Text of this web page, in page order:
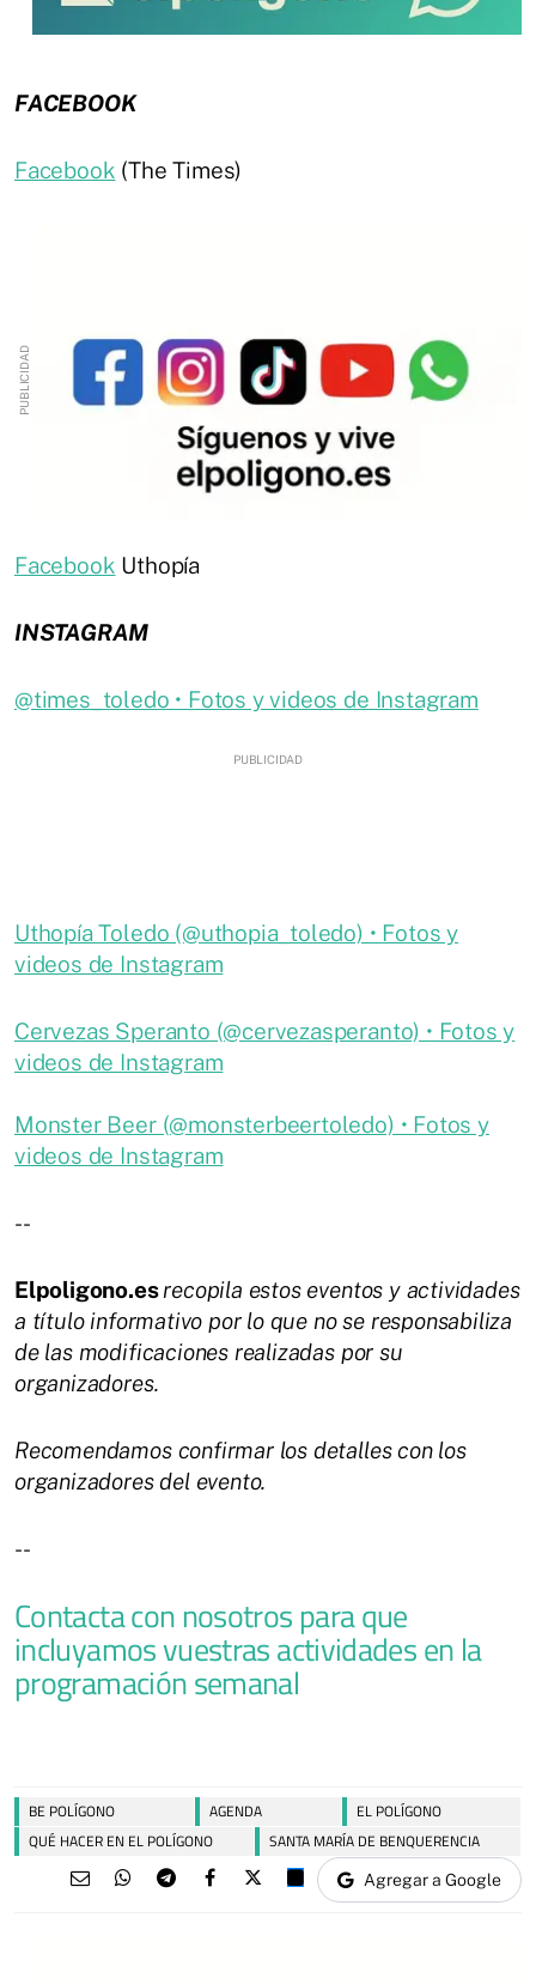
FACEBOOK
Facebook (The Times)
Facebook Uthopía
INSTAGRAM
@times_toledo • Fotos y videos de Instagram
Uthopía Toledo (@uthopia_toledo) • Fotos y
videos de Instagram
Cervezas Speranto (@cervezasperanto) • Fotos y
videos de Instagram
Monster Beer (@monsterbeertoledo) • Fotos y
videos de Instagram
--
Elpoligono.esrecopila estos eventos y actividades
a título informativo por lo que no se responsabiliza
de las modificaciones realizadas por su
organizadores.
Recomendamos confirmar los detalles con los
organizadores del evento.
--
Contacta con nosotros para que
incluyamos vuestras actividades en la
programación semanal
BE POLÍGONO AGENDA
EL POLÍGONO
QUÉ HACER EN EL POLÍGONO
SANTA MARÍA DE BENQUERENCIA
Agregar a Google